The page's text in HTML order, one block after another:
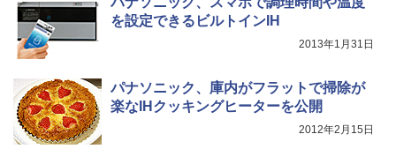
を設定できるビルトインIH
2013年1月31日
パナソニック、庫内がフラットで掃除が
楽なIHクッキングヒーターを公開
2012年2月15日